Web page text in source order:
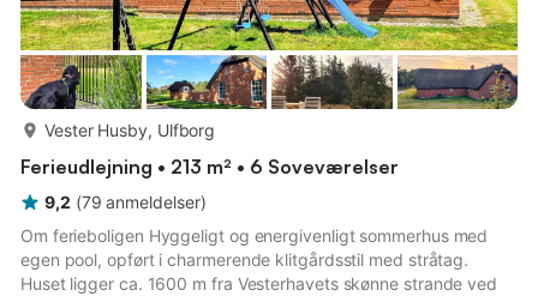
Vester Husby, Ulfborg
Ferieudlejning • 213 m² • 6 Soveværelser
9,2 (79 anmeldelser)
Om ferieboligen Hyggeligt og energivenligt sommerhus med
egen pool, opført i charmerende klitgårdsstil med stråtag.
Huset ligger ca. 1600 m fra Vesterhavets skønne strande ved